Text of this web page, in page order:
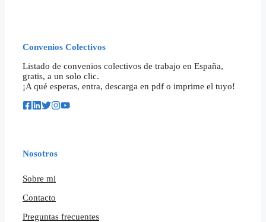
Convenios Colectivos
Listado de convenios colectivos de trabajo en España,
gratis, a un solo clic.
¡A qué esperas, entra, descarga en pdf o imprime el tuyo!
Nosotros
Sobre mi
Contacto
Preguntas frecuentes